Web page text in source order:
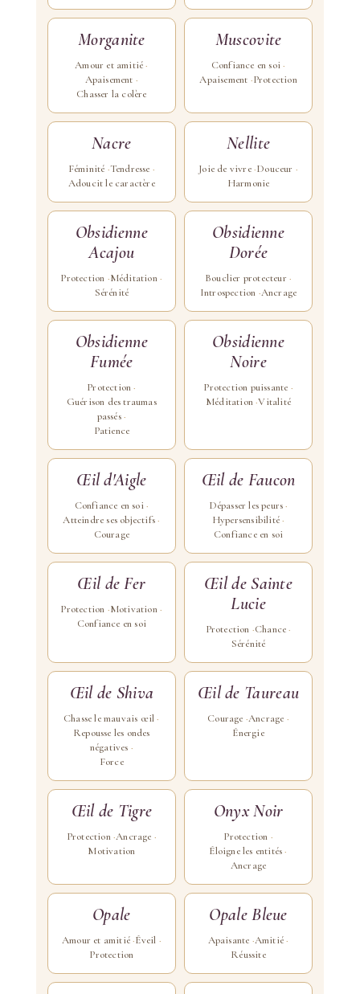
Morganite
Amour et amitié
Apaisement
Chasser la colère
Muscovite
Confiance en soi
Apaisement Protection
Nacre
Féminité Tendresse
Adoucit le caractère
Nellite
Joie de vivre Douceur
Harmonie
Obsidienne
Acajou
Protection Méditation
Sérénité
Obsidienne
Dorée
Bouclier protecteur
Introspection Ancrage
Obsidienne
Fumée
Protection
Guérison des traumas
passés
Patience
Obsidienne
Noire
Protection puissante
Méditation Vitalité
Œil d'Aigle
Confiance en soi
Atteindre ses objectifs
Courage
Œil de Faucon
Dépasser les peurs
Hypersensibilité
Confiance en soi
Œil de Fer
Protection Motivation
Confiance en soi
Œil de Sainte
Lucie
Protection Chance
Sérénité
Œil de Shiva
Chasse le mauvais œil
Repousse les ondes
négatives
Force
Œil de Taureau
Courage Ancrage
Énergie
Œil de Tigre
Protection Ancrage
Motivation
Onyx Noir
Protection
Éloigne les entités
Ancrage
Opale
Amour et amitié Éveil
Protection
Opale Bleue
Apaisante Amitié
Réussite